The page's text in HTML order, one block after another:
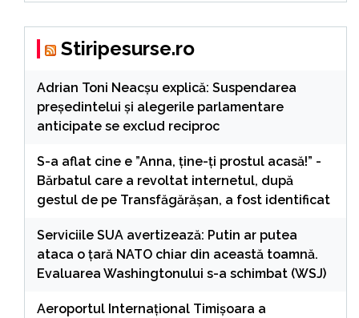
Stiripesurse.ro
Adrian Toni Neacșu explică: Suspendarea
președintelui și alegerile parlamentare
anticipate se exclud reciproc
S-a aflat cine e ”Anna, ţine-ţi prostul acasă!” -
Bărbatul care a revoltat internetul, după
gestul de pe Transfăgărășan, a fost identificat
Serviciile SUA avertizează: Putin ar putea
ataca o țară NATO chiar din această toamnă.
Evaluarea Washingtonului s-a schimbat (WSJ)
Aeroportul Internaţional Timişoara a